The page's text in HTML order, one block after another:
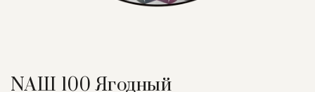
NАШ 100 Ягодный